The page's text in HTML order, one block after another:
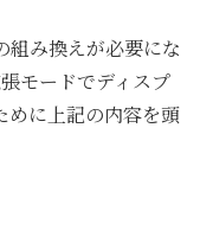
組み換えが必要にな
モードでディスプ
めに上記の内容を頭